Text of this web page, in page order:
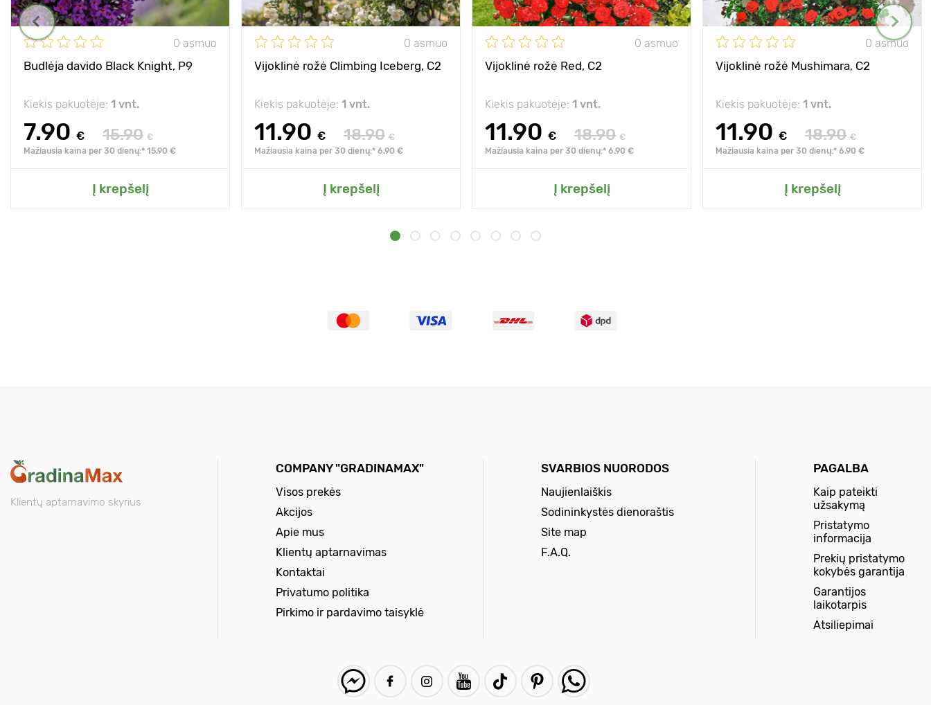
0 asmuo
Budlėja davido Black Knight, P9
Kiekis pakuotėje: 1 vnt.
7.90 € 15.90 €
Mažiausia kaina per 30 dienų:* 15.90 €
Į krepšelį
0 asmuo
Vijoklinė rožė Climbing Iceberg, C2
Kiekis pakuotėje: 1 vnt.
11.90 € 18.90 €
Mažiausia kaina per 30 dienų:* 6.90 €
Į krepšelį
0 asmuo
Vijoklinė rožė Red, C2
Kiekis pakuotėje: 1 vnt.
11.90 € 18.90 €
Mažiausia kaina per 30 dienų:* 6.90 €
Į krepšelį
0 asmuo
Vijoklinė rožė Mushimara, C2
Kiekis pakuotėje: 1 vnt.
11.90 € 18.90 €
Mažiausia kaina per 30 dienų:* 6.90 €
Į krepšelį
Klientų aptarnavimo skyrius
COMPANY "GRADINAMAX"
Visos prekės
Akcijos
Apie mus
Klientų aptarnavimas
Kontaktai
Privatumo politika
Pirkimo ir pardavimo taisyklė
SVARBIOS NUORODOS
Naujienlaiškis
Sodininkystės dienoraštis
Site map
F.A.Q.
PAGALBA
Kaip pateikti
užsakymą
Pristatymo
informacija
Prekių pristatymo
kokybės garantija
Garantijos
laikotarpis
Atsiliepimai